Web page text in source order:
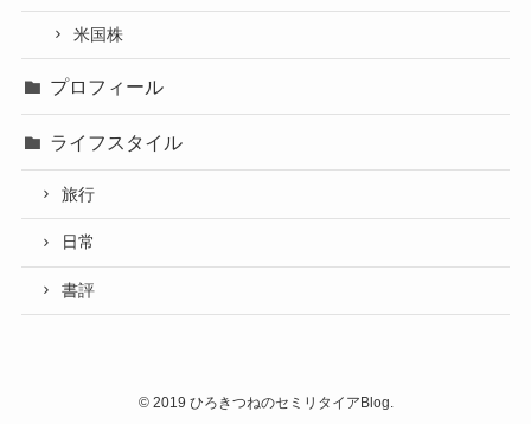
米国株
プロフィール
ライフスタイル
旅行
日常
書評
©2019 ひろきつねのセミリタイアBlog.